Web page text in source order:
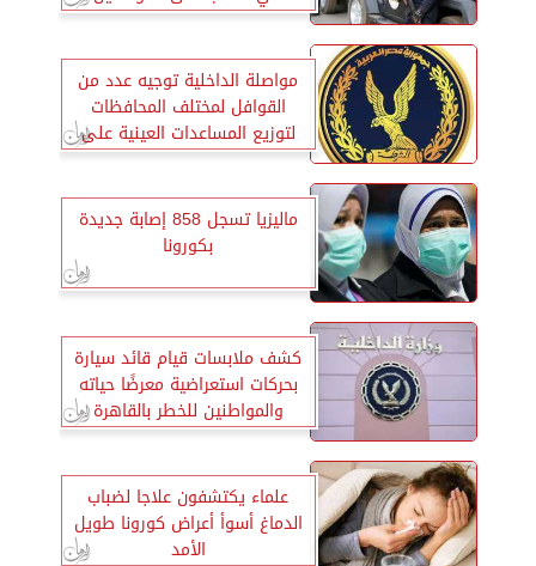
مواصلة الداخلية توجيه عدد من
القوافل لمختلف المحافظات
لتوزيع المساعدات العينية على
المواطنين
ماليزيا تسجل 858 إصابة جديدة
بكورونا
كشف ملابسات قيام قائد سيارة
بحركات استعراضية معرضًا حياته
والمواطنين للخطر بالقاهرة
علماء يكتشفون علاجا لضباب
الدماغ أسوأ أعراض كورونا طويل
الأمد